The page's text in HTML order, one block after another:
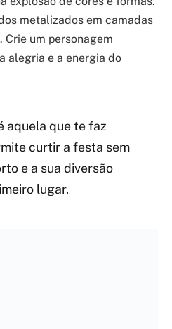
metalizados em camadas
Crie um personagem
alegria e a energia do
aquela que te faz
curtir a festa sem
e a sua diversão
lugar.